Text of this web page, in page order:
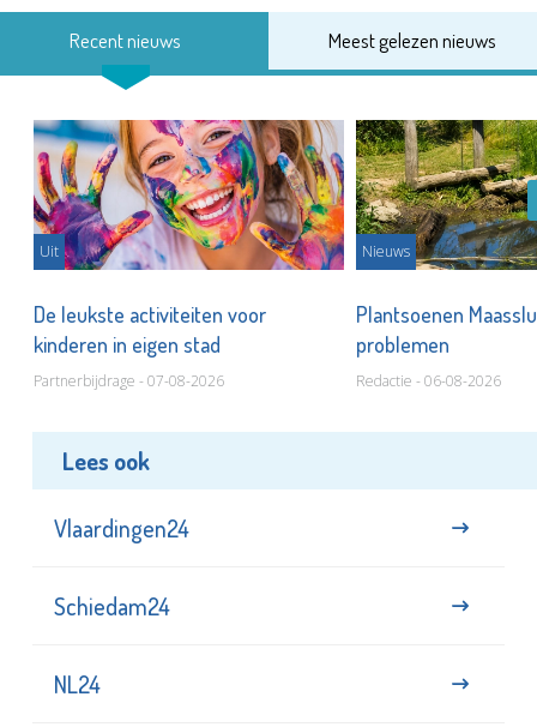
Recent nieuws Meest gelezen nieuws
Uit
De leukste activiteiten voor
kinderen in eigen stad
Partnerbijdrage - 07-08-2026
Nieuws
Plantsoenen
problemen
Redactie - 06-08-2026
Lees ook
Vlaardingen24
Schiedam24
NL24